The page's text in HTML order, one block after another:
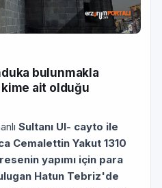
bulunmakla
ait olduğu
Sultanı Ul- cayto ile
Cemalettin Yakut 1310
yapımı için para
Hatun Tebriz'de